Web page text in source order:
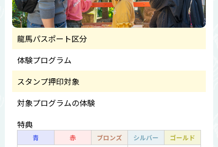
龍馬パスポート区分
体験プログラム
スタンプ押印対象
対象プログラムの体験
特典
青 赤 ブロンズ シルバー
ゴールド